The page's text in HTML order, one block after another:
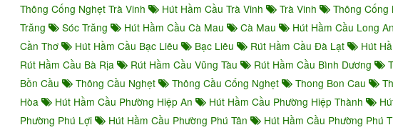
Thông Cống Nghẹt Trà Vinh
Hút Hầm Cầu Trà Vinh Trà Vinh Thông Cống
Trăng
Sóc Trăng Hút Hầm Cầu Cà Mau Cà Mau Hút Hầm Cầu Long An
Cần Thơ
Hút Hầm Cầu Bạc Liêu Bạc Liêu Rút Hầm Cầu Đà Lạt Hút
Rút Hầm Cầu Bà Rịa
Rút Hầm Cầu Vũng Tàu Rút Hầm Cầu Bình Dương
Bồn Cầu
Thông Cầu Nghẹt Thông Cầu Cống Nghẹt Thong Bon Cau
Hòa
Hút Hầm Cầu Phường Hiệp An Hút Hầm Cầu Phường Hiệp Thành
Phường Phú Lợi
Hút Hầm Cầu Phường Phú Tân Hút Hầm Cầu Phường Phú